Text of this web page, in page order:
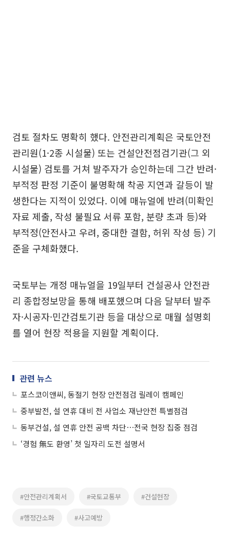
검토 절차도 명확히 했다. 안전관리계획은 국토안전
관리원(1·2종 시설물) 또는 건설안전점검기관(그 외
시설물) 검토를 거쳐 발주자가 승인하는데 그간 반려·
부적정 판정 기준이 불명확해 착공 지연과 갈등이 발
생한다는 지적이 있었다. 이에 매뉴얼에 반려(미확인
자료 제출, 작성 불필요 서류 포함, 분량 초과 등)와
부적정(안전사고 우려, 중대한 결함, 허위 작성 등) 기
준을 구체화했다.
국토부는 개정 매뉴얼을 19일부터 건설공사 안전관
리 종합정보망을 통해 배포했으며 다음 달부터 발주
자·시공자·민간검토기관 등을 대상으로 매월 설명회
를 열어 현장 적용을 지원할 계획이다.
관련 뉴스
포스코이앤씨, 동절기 현장 안전점검 릴레이 캠페인
중부발전, 설 연휴 대비 전 사업소 재난안전 특별점검
동부건설, 설 연휴 안전 공백 차단⋯전국 현장 집중 점검
‘경험 無도 환영’ 첫 일자리 도전 설명서
#안전관리계획서 #국토교통부 #건설현장
#행정간소화 #사고예방